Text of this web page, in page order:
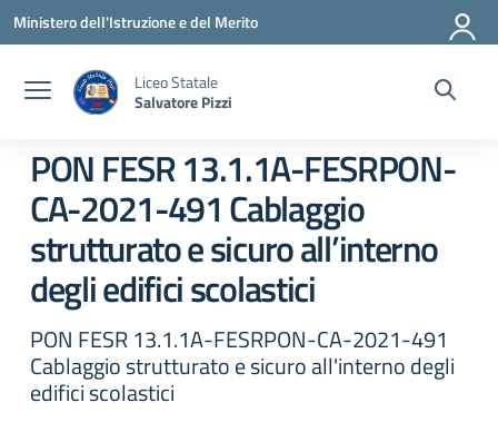
Vai ai contenuti
Vai al menu di navigazione
Vai al footer
Ministero dell'Istruzione e del Merito
Liceo Statale
Salvatore Pizzi
PON FESR 13.1.1A-FESRPON-
CA-2021-491 Cablaggio
strutturato e sicuro all’interno
degli edifici scolastici
PON FESR 13.1.1A-FESRPON-CA-2021-491
Cablaggio strutturato e sicuro all'interno degli
edifici scolastici